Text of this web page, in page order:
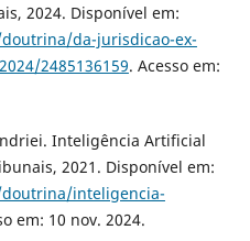
2024. Disponível em:
da-jurisdicao-ex-
2485136159. Acesso em:
Inteligência Artificial
2021. Disponível em:
inteligencia-
em: 10 nov. 2024.